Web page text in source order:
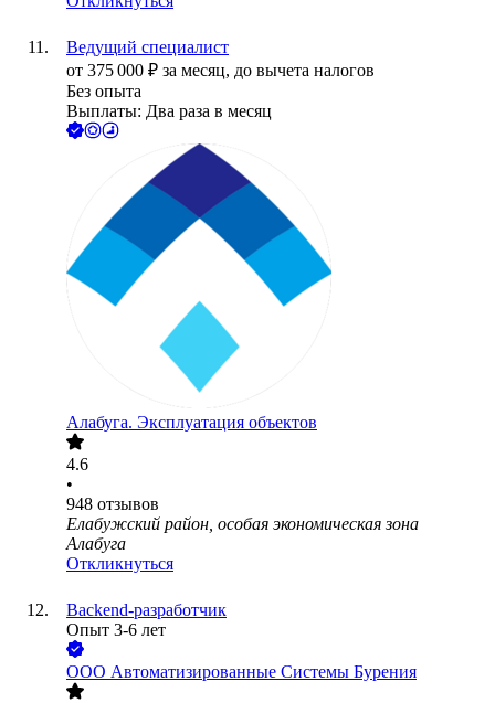
Ведущий специалист
от 375 000 ₽ за месяц, до вычета налогов
Без опыта
Выплаты: Два раза в месяц
Алабуга. Эксплуатация объектов
4.6
•
948 отзывов
Елабужский район, особая экономическая зона
Алабуга
Откликнуться
Backend-разработчик
Опыт 3-6 лет
ООО Автоматизированные Системы Бурения